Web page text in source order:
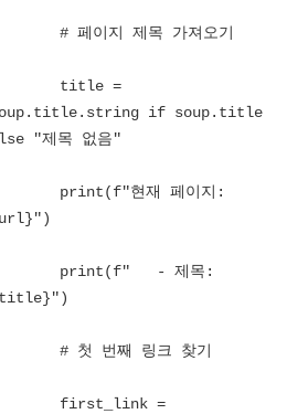
페이지 제목 가져오기
=
if soup.title
"제목 없음"
현재 페이지:
- 제목:
첫 번째 링크 찾기
=